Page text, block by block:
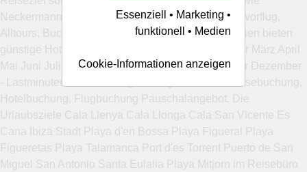
Neckermann Reisen, Schauinsland, ITS Reisen, 5vorflug,
Alltours, Bucher Reisen, Tjaereborg und Jahn Reisen bieten
günstige Hotels und Ibizareisen an. Januar Februar März April
Mai Juni Juli August September Oktober November Dezember
- Lastminutereisen Mietwagen Billigurlaub und Reisebuchung,
Hotelbuchung, Flugbuchung Pauschalangebot. Die
Urlaubsziele Cala Llenya Cala Llonga Cala San Vicente Es
Cana Ibiza Stadt Playa d'en Bossa Playa Figueral Playa
Figueretas Playa Talamanca Port d'es Torrent Puerto de San
Miguel San Antonio Santa Eulalia Playa Mitjorn im Reisebüro
Essenziell • Marketing •
funktionell • Medien
Cookie-Informationen anzeigen